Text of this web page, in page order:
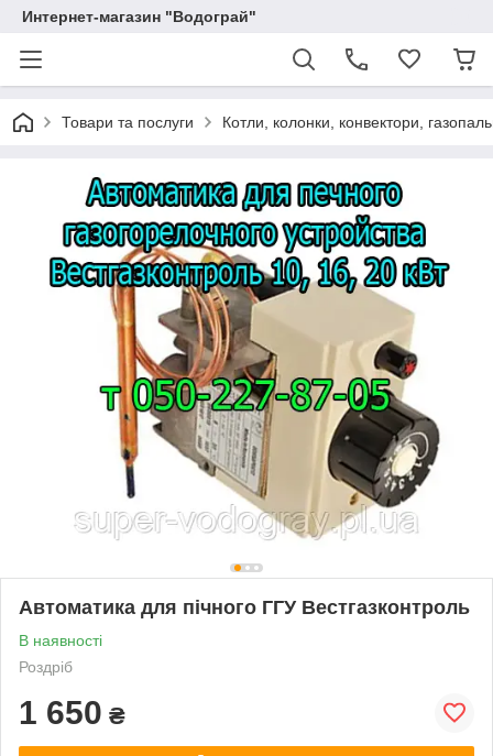
Интернет-магазин "Водограй"
Товари та послуги Котли, колонки, конвектори,
Автоматика для пічного ГГУ Вестгазконтроль
В наявності
Роздріб
1 650 ₴